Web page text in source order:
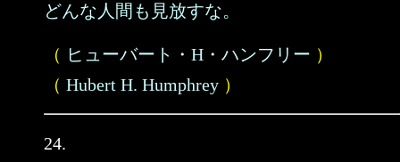
どんな人間も見放すな。
（ ヒューバート・H・ハンフリー ）
（ Hubert H. Humphrey ）
24.